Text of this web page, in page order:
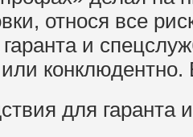
относя все
и
или
для гаранта